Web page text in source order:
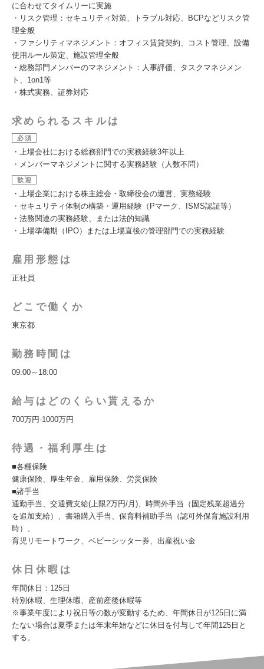
に合わせてタイムリーに実施
・リスク管理：セキュリティ対策、トラブル対応、BCPなどリスク管
理全般
・ファシリティマネジメント：オフィス賃貸契約、コスト管理、設備
使用ルール策定、施設管理全般
・総務部門メンバーのマネジメント：人事評価、タスクマネジメン
ト、1on1等
・株式実務、証券対応
求められるスキルは
必須
・上場会社における総務部門での実務経験3年以上
・メンバーマネジメントに関する実務経験（人数不問）
歓迎
・上場企業における株主総会・取締役会の運営、実務経験
・セキュリティ体制の構築・運用経験（Pマーク、ISMS認証等）
・法務関連の実務経験、または法的知識
・上場準備期（IPO）または上場直後の管理部門での実務経験
雇用形態は
正社員
どこで働くか
東京都
勤務時間は
09:00～18:00
給与はどのくらい貰えるか
700万円-1000万円
待遇・福利厚生は
■各種保険
健康保険、厚生年金、雇用保険、労災保険
■諸手当
通勤手当、交通費支給(上限2万円/月)、時間外手当（固定残業超過分
を追加支給）、書籍購入手当、保育料補助手当（認可外保育施設利用
時）、
育児リモートワーク、ベビーシッター券、出産祝い金
休日休暇は
年間休日：125日
特別休暇、生理休暇、産前産後休暇等
※事業年度により祝日等の数が変動するため、年間休日が125日に満
たない場合は夏季または年末年始などに休日を付与して年間125日と
する。